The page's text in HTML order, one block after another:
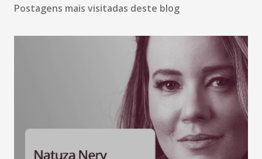
de negócios do Nordeste, reunindo profissionais de marcas
LinkedIn, VISA, Grupo 3corações, TikTok e M. Dias Branco.
A nova edição chega em um momento em que autenticidade
e consistência ganham peso nas conversas sobre marca,
liderança e estratégia. - Vivemos um momento em que todo
mundo fala muito e poucos entregam de verdade. O NM2B
sempre existiu para dar palco a quem constrói com
consistência, e nesta edição isso fica ainda mais claro.
Postagens mais visitadas deste blog